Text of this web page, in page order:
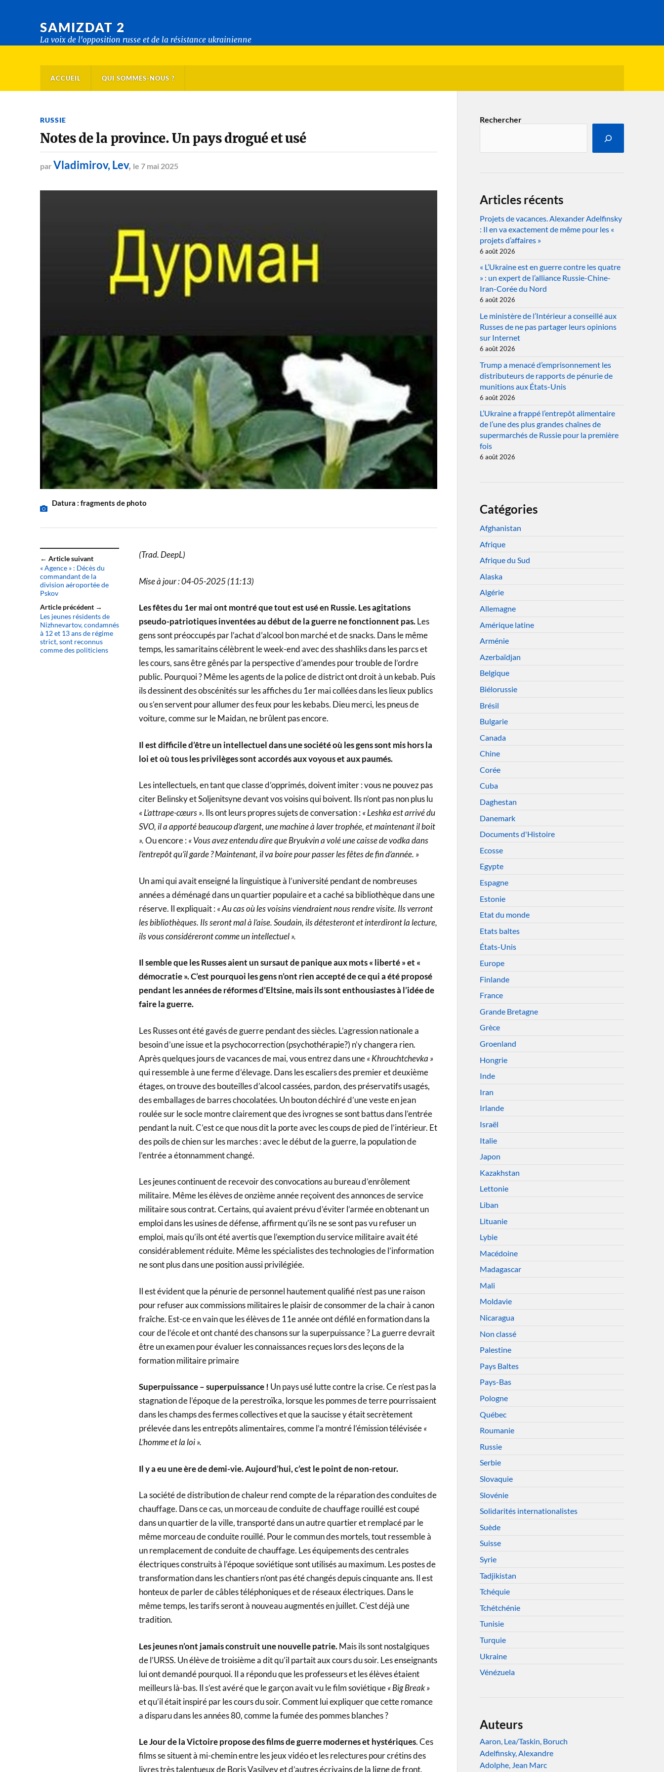
SAMIZDAT 2
La voix de l'opposition russe et de la résistance ukrainienne
ACCUEIL QUI SOMMES-NOUS ?
RUSSIE
Notes de la province. Un pays drogué et usé
par Vladimirov, Lev, le 7 mai 2025
Datura : fragments de photo
← Article suivant
« Agence » : Décès du
commandant de la
division aéroportée de
Pskov
Article précédent →
Les jeunes résidents de
Nizhnevartov, condamnés
à 12 et 13 ans de régime
strict, sont reconnus
comme des politiciens
(Trad. DeepL)
Mise à jour : 04-05-2025 (11:13)
Les fêtes du 1er mai ont montré que tout est usé en Russie. Les agitations
pseudo-patriotiques inventées au début de la guerre ne fonctionnent pas.Les
gens sont préoccupés par l’achat d’alcool bon marché et de snacks. Dans le même
temps, les samaritains célèbrent le week-end avec des shashliks dans les parcs et
les cours, sans être gênés par la perspective d’amendes pour trouble de l’ordre
public. Pourquoi ? Même les agents de la police de district ont droit à un kebab. Puis
ils dessinent des obscénités sur les affiches du 1er mai collées dans les lieux publics
ou s’en servent pour allumer des feux pour les kebabs. Dieu merci, les pneus de
voiture, comme sur le Maidan, ne brûlent pas encore.
Il est difficile d’être un intellectuel dans une société où les gens sont mis hors la
loi et où tous les privilèges sont accordés aux voyous et aux paumés.
Les intellectuels, en tant que classe d’opprimés, doivent imiter : vous ne pouvez pas
citer Belinsky et Soljenitsyne devant vos voisins qui boivent. Ils n’ont pas non plus lu
« L’attrape-cœurs ». Ils ont leurs propres sujets de conversation :« Leshka est arrivé du
SVO, il a apporté beaucoup d’argent, une machine à laver trophée, et maintenant il boit
».Ou encore :« Vous avez entendu dire que Bryukvin a volé une caisse de vodka dans
l’entrepôt qu’il garde ? Maintenant, il va boire pour passer les fêtes de fin d’année. »
Un ami qui avait enseigné la linguistique à l’université pendant de nombreuses
années a déménagé dans un quartier populaire et a caché sa bibliothèque dans une
réserve. Il expliquait :« Au cas où les voisins viendraient nous rendre visite. Ils verront
les bibliothèques. Ils seront mal à l’aise. Soudain, ils détesteront et interdiront la lecture,
ils vous considéreront comme un intellectuel ».
Il semble que les Russes aient un sursaut de panique aux mots « liberté » et «
démocratie ». C’est pourquoi les gens n’ont rien accepté de ce qui a été proposé
pendant les années de réformes d’Eltsine, mais ils sont enthousiastes à l’idée de
faire la guerre.
Les Russes ont été gavés de guerre pendant des siècles. L’agression nationale a
besoin d’une issue et la psychocorrection (psychothérapie?) n’y changera rien.
Après quelques jours de vacances de mai, vous entrez dans une« Khrouchtchevka »
qui ressemble à une ferme d’élevage. Dans les escaliers des premier et deuxième
étages, on trouve des bouteilles d’alcool cassées, pardon, des préservatifs usagés,
des emballages de barres chocolatées. Un bouton déchiré d’une veste en jean
roulée sur le socle montre clairement que des ivrognes se sont battus dans l’entrée
pendant la nuit. C’est ce que nous dit la porte avec les coups de pied de l’intérieur. Et
des poils de chien sur les marches : avec le début de la guerre, la population de
l’entrée a étonnamment changé.
Les jeunes continuent de recevoir des convocations au bureau d’enrôlement
militaire. Même les élèves de onzième année reçoivent des annonces de service
militaire sous contrat. Certains, qui avaient prévu d’éviter l’armée en obtenant un
emploi dans les usines de défense, affirment qu’ils ne se sont pas vu refuser un
emploi, mais qu’ils ont été avertis que l’exemption du service militaire avait été
considérablement réduite. Même les spécialistes des technologies de l’information
ne sont plus dans une position aussi privilégiée.
Il est évident que la pénurie de personnel hautement qualifié n’est pas une raison
pour refuser aux commissions militaires le plaisir de consommer de la chair à canon
fraîche. Est-ce en vain que les élèves de 11e année ont défilé en formation dans la
cour de l’école et ont chanté des chansons sur la superpuissance ? La guerre devrait
être un examen pour évaluer les connaissances reçues lors des leçons de la
formation militaire primaire
Superpuissance – superpuissance ! Un pays usé lutte contre la crise. Ce n’est pas la
stagnation de l’époque de la perestroïka, lorsque les pommes de terre pourrissaient
dans les champs des fermes collectives et que la saucisse y était secrètement
prélevée dans les entrepôts alimentaires, comme l’a montré l’émission télévisée«
L’homme et la loi ».
Il y a eu une ère de demi-vie. Aujourd’hui, c’est le point de non-retour.
La société de distribution de chaleur rend compte de la réparation des conduites de
chauffage. Dans ce cas, un morceau de conduite de chauffage rouillé est coupé
dans un quartier de la ville, transporté dans un autre quartier et remplacé par le
même morceau de conduite rouillé. Pour le commun des mortels, tout ressemble à
un remplacement de conduite de chauffage. Les équipements des centrales
électriques construits à l’époque soviétique sont utilisés au maximum. Les postes de
transformation dans les chantiers n’ont pas été changés depuis cinquante ans. Il est
honteux de parler de câbles téléphoniques et de réseaux électriques. Dans le
même temps, les tarifs seront à nouveau augmentés en juillet. C’est déjà une
tradition.
Les jeunes n’ont jamais construit une nouvelle patrie.Mais ils sont nostalgiques
de l’URSS. Un élève de troisième a dit qu’il partait aux cours du soir. Les enseignants
lui ont demandé pourquoi. Il a répondu que les professeurs et les élèves étaient
meilleurs là-bas. Il s’est avéré que le garçon avait vu le film soviétique« Big Break »
et qu’il était inspiré par les cours du soir. Comment lui expliquer que cette romance
a disparu dans les années 80, comme la fumée des pommes blanches ?
Le Jour de la Victoire propose des films de guerre modernes et hystériques. Ces
films se situent à mi-chemin entre les jeux vidéo et les relectures pour crétins des
livres très talentueux de Boris Vasilyev et d’autres écrivains de la ligne de front.
Rechercher
Articles récents
Projets de vacances. Alexander Adelfinsky
: Il en va exactement de même pour les «
projets d’affaires »
6 août 2026
« L’Ukraine est en guerre contre les quatre
» : un expert de l’alliance Russie-Chine-
Iran-Corée du Nord
6 août 2026
Le ministère de l’Intérieur a conseillé aux
Russes de ne pas partager leurs opinions
sur Internet
6 août 2026
Trump a menacé d’emprisonnement les
distributeurs de rapports de pénurie de
munitions aux États-Unis
6 août 2026
L’Ukraine a frappé l’entrepôt alimentaire
de l’une des plus grandes chaînes de
supermarchés de Russie pour la première
fois
6 août 2026
Catégories
Afghanistan
Afrique
Afrique du Sud
Alaska
Algérie
Allemagne
Amérique latine
Arménie
Azerbaïdjan
Belgique
Biélorussie
Brésil
Bulgarie
Canada
Chine
Corée
Cuba
Daghestan
Danemark
Documents d'Histoire
Ecosse
Egypte
Espagne
Estonie
Etat du monde
Etats baltes
États-Unis
Europe
Finlande
France
Grande Bretagne
Grèce
Groenland
Hongrie
Inde
Iran
Irlande
Israël
Italie
Japon
Kazakhstan
Lettonie
Liban
Lituanie
Lybie
Macédoine
Madagascar
Mali
Moldavie
Nicaragua
Non classé
Palestine
Pays Baltes
Pays-Bas
Pologne
Québec
Roumanie
Russie
Serbie
Slovaquie
Slovénie
Solidarités internationalistes
Suède
Suisse
Syrie
Tadjikistan
Tchéquie
Tchétchénie
Tunisie
Turquie
Ukraine
Vénézuela
Auteurs
Aaron, Lea/Taskin, Boruch
Adelfinsky, Alexandre
Adolphe, Jean Marc